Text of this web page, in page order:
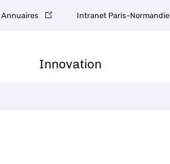
Innovation
Annuaires Intranet Paris-Normandie